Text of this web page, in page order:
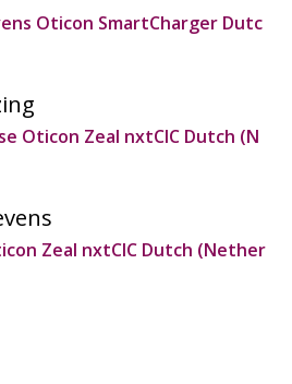
Oticon SmartCharger Dutc
Oticon Zeal nxtCIC Dutch (N
Zeal nxtCIC Dutch (Nether